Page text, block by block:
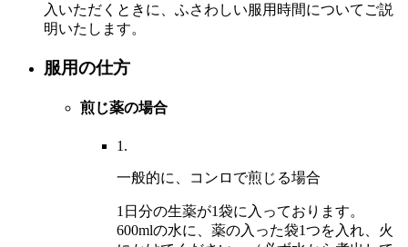
入いただくときに、ふさわしい服用時間についてご説
明いたします。
服用の仕方
煎じ薬の場合
1.
一般的に、コンロで煎じる場合
1日分の生薬が1袋に入っております。
600mlの水に、薬の入った袋1つを入れ、火